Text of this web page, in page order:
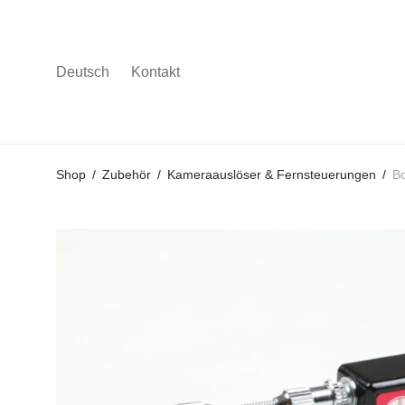
Deutsch Kontakt
Shop / Zubehör / Kameraauslöser & Fernsteuerungen /